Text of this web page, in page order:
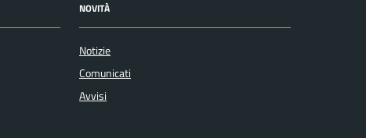
NOVITÀ
Notizie
Comunicati
Avvisi